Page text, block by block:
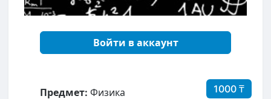
Войти в аккаунт
1000 ₸
Предмет: Физика